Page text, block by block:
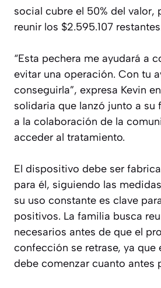
social cubre el 50% del valor,
reunir los $2.595.107
“Esta pechera me ayudará a
evitar una operación. Con tu
conseguirla”, expresa Kevin
solidaria que lanzó junto a su
a la colaboración de la
acceder al tratamiento.
El dispositivo debe ser
para él, siguiendo las
su uso constante es clave
positivos. La familia busca
necesarios antes de que el
confección se retrase, ya que
debe comenzar cuanto antes